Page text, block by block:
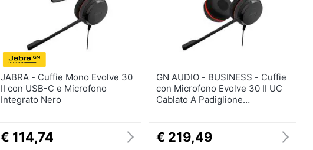
JABRA - Cuffie Mono Evolve 30
II con USB-C e Microfono
Integrato Nero
€ 114,74
GN AUDIO - BUSINESS - Cuffie
con Microfono Evolve 30 II UC
Cablato A Padiglione
€ 219,49